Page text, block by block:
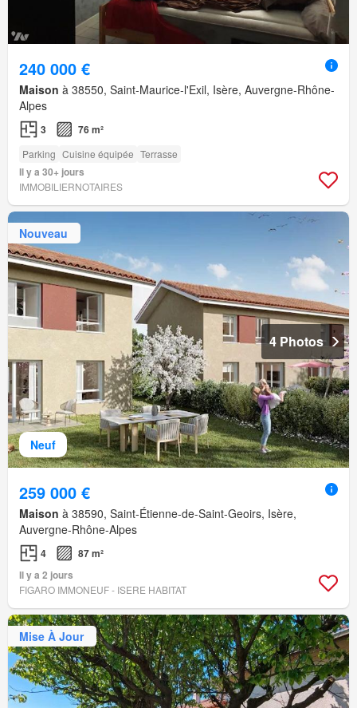
240 000 €
Maison à 38550, Saint-Maurice-l'Exil, Isère, Auvergne-Rhône-
Alpes
3 76 m²
Parking Cuisine équipée Terrasse
Il y a 30+ jours
IMMOBILIERNOTAIRES
Neuf
Nouveau
4 Photos
259 000 €
Maison à 38590, Saint-Étienne-de-Saint-Geoirs, Isère,
Auvergne-Rhône-Alpes
4
87 m²
Il y a 2 jours
FIGARO IMMONEUF - ISERE HABITAT
Mise À Jour